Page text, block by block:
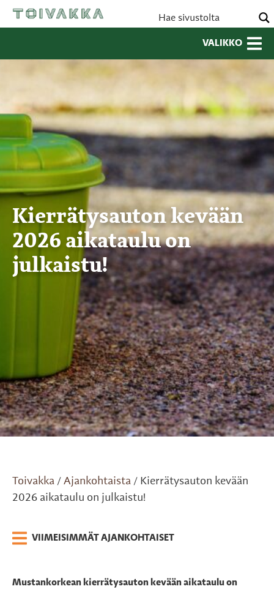
VALIKKO
Kierrätysauton kevään
2026 aikataulu on
julkaistu!
Toivakka / Ajankohtaista / Kierrätysauton kevään
2026 aikataulu on julkaistu!
VIIMEISIMMÄT AJANKOHTAISET
Mustankorkean kierrätysauton kevään aikataulu on